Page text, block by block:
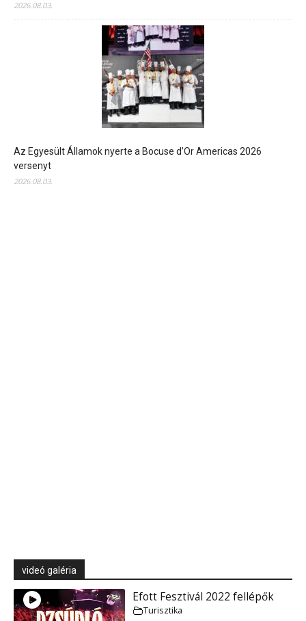
2026.08.03.
Az Egyesült Államok nyerte a Bocuse d’Or Americas 2026
versenyt
2026.08.03.
videó galéria
Efott Fesztivál 2022 fellépők
Turisztika